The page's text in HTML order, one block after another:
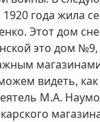
года жила
Этот дом
это дом
видеть,
М.А.